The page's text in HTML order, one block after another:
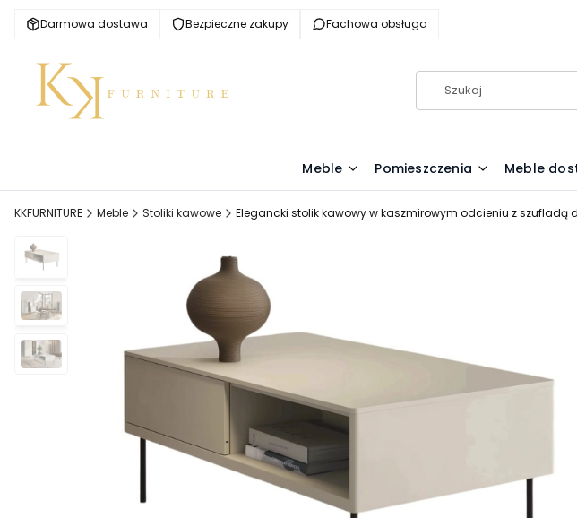
Darmowa dostawa Bezpieczne zakupy Fachowa obsługa
Meble Pomieszczenia Meble
KKFURNITURE Meble Stoliki kawowe Elegancki stolik kawowy w kaszmirowym odcieniu z szufladą